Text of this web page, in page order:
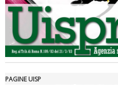
PAGINE UISP